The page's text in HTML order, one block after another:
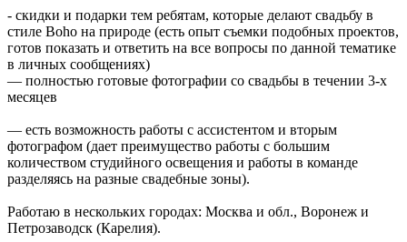
- скидки и подарки тем ребятам, которые делают свадьбу в
стиле Boho на природе (есть опыт съемки подобных проектов,
готов показать и ответить на все вопросы по данной тематике
в личных сообщениях)
— полностью готовые фотографии со свадьбы в течении 3-х
месяцев
— есть возможность работы с ассистентом и вторым
фотографом (дает преимущество работы с большим
количеством студийного освещения и работы в команде
разделяясь на разные свадебные зоны).
Работаю в нескольких городах: Москва и обл., Воронеж и
Петрозаводск (Карелия).